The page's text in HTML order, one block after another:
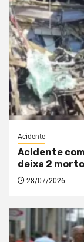
Acidente
Acidente
deixa 2
28/07/2026